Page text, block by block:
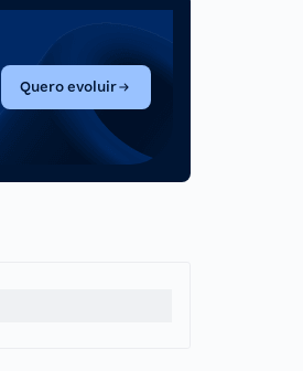
Quero evoluir(abre em nova aba)